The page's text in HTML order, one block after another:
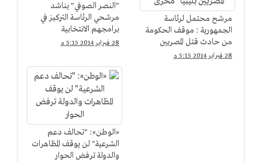
مرشح محتمل لرئاسة
الجمهورية : موقف الحكومة
من حادث قتل المصريين
بليبيا "مخزى"
28 فبراير 2014 5:15 م
"النصر الصوفي" يناشد
مرشحي الرئاسة التركيز في
برامجهم الانتخابية
28 فبراير 2014 5:15 م
«الوطن»: "تحالف دعم
الشرعية" لن يوقف المظاهرات
والدولة ترفض الحوار